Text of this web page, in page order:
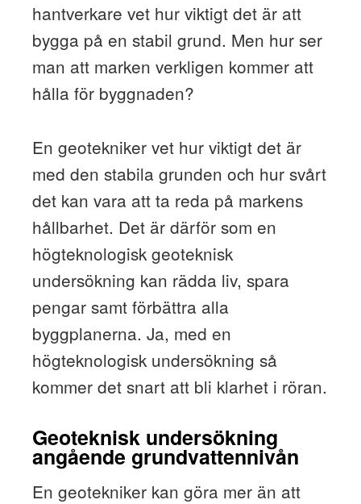
hantverkare vet hur viktigt det är att
bygga på en stabil grund. Men hur ser
man att marken verkligen kommer att
hålla för byggnaden?
En geotekniker vet hur viktigt det är
med den stabila grunden och hur svårt
det kan vara att ta reda på markens
hållbarhet. Det är därför som en
högteknologisk geoteknisk
undersökning kan rädda liv, spara
pengar samt förbättra alla
byggplanerna. Ja, med en
högteknologisk undersökning så
kommer det snart att bli klarhet i röran.
Geoteknisk undersökning
angående grundvattennivån
En geotekniker kan göra mer än att